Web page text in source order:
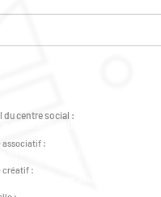
du centre social :
associatif :
créatif :